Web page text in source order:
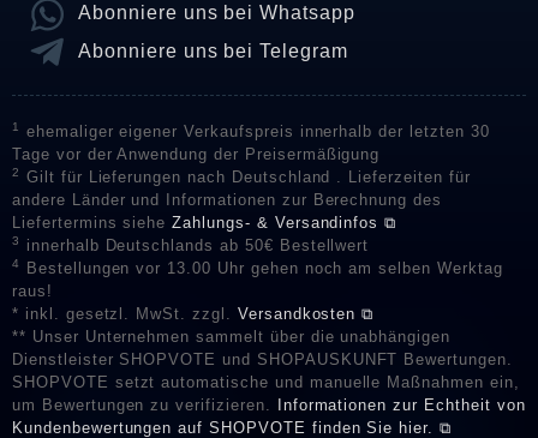
Abonniere uns bei Whatsapp
Abonniere uns bei Telegram
1
ehemaliger eigener Verkaufspreis innerhalb der letzten 30
Tage vor der Anwendung der Preisermäßigung
2
Gilt für Lieferungen nach Deutschland . Lieferzeiten für
andere Länder und Informationen zur Berechnung des
Liefertermins sieheZahlungs- & Versandinfos ⧉
3 innerhalb Deutschlands ab 50€ Bestellwert
4
Bestellungen vor 13.00 Uhr gehen noch am selben Werktag
raus!
* inkl. gesetzl. MwSt. zzgl. Versandkosten ⧉
** Unser Unternehmen sammelt über die unabhängigen
Dienstleister SHOPVOTE und SHOPAUSKUNFT Bewertungen.
SHOPVOTE setzt automatische und manuelle Maßnahmen ein,
um Bewertungen zu verifizieren. Informationen zur Echtheit von
Kundenbewertungen auf SHOPVOTE finden Sie hier. ⧉